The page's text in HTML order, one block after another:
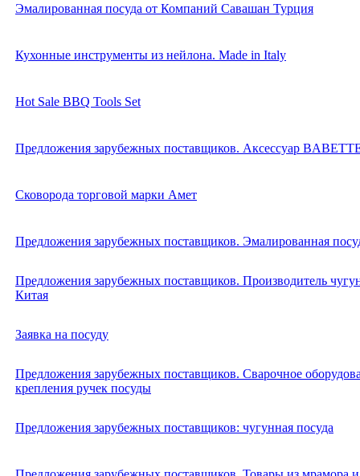
Эмалированная посуда от Компаний Савашан Турция
Кухонные инструменты из нейлона. Made in Italy
Hot Sale BBQ Tools Set
Предложения зарубежных поставщиков. Аксессуар
Сковорода торговой марки Амет
Предложения зарубежных поставщиков. Эмалированная
Предложения зарубежных поставщиков. Производитель
Китая
Заявка на посуду
Предложения зарубежных поставщиков. Сварочное
крепления ручек посуды
Предложения зарубежных поставщиков: чугунная посуда